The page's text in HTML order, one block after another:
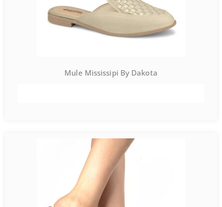
Mule Mississipi By Dakota